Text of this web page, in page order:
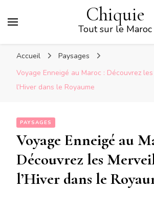
Chiquie
Tout sur le Maroc
Accueil
Paysages
Voyage Enneigé au Maroc : Découvrez
l’Hiver dans le Royaume
PAYSAGES
Voyage Enneigé au
Découvrez les
l’Hiver dans le